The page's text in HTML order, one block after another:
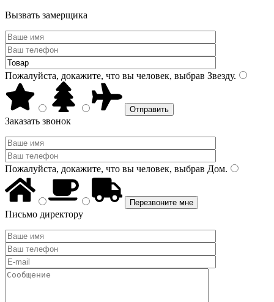
Вызвать замерщика
Пожалуйста, докажите, что вы человек, выбрав Звезду.
Заказать звонок
Пожалуйста, докажите, что вы человек, выбрав Дом.
Письмо директору